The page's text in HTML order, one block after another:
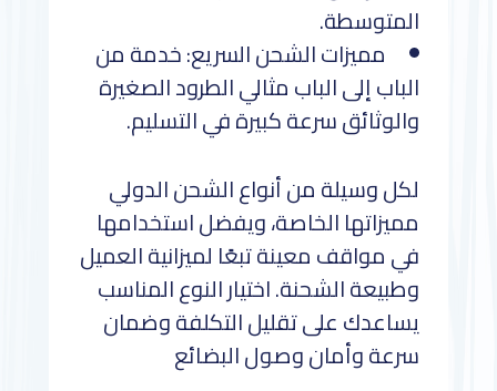
المتوسطة.
مميزات الشحن السريع: خدمة من
الباب إلى الباب مثالي الطرود الصغيرة
والوثائق سرعة كبيرة في التسليم.
لكل وسيلة من أنواع الشحن الدولي
مميزاتها الخاصة، ويفضل استخدامها
في مواقف معينة تبعًا لميزانية العميل
وطبيعة الشحنة. اختيار النوع المناسب
يساعدك على تقليل التكلفة وضمان
سرعة وأمان وصول البضائع